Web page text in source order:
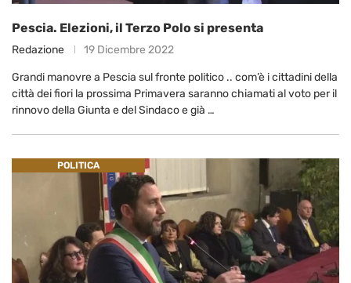
Pescia. Elezioni, il Terzo Polo si presenta
Redazione 19 Dicembre 2022
Grandi manovre a Pescia sul fronte politico .. com’è i cittadini della
città dei fiori la prossima Primavera saranno chiamati al voto per il
rinnovo della Giunta e del Sindaco e già …
POLITICA